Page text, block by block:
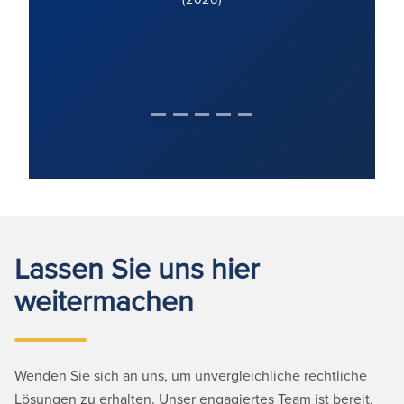
Lassen Sie uns hier
weitermachen
Wenden Sie sich an uns, um unvergleichliche rechtliche
Lösungen zu erhalten. Unser engagiertes Team ist bereit,